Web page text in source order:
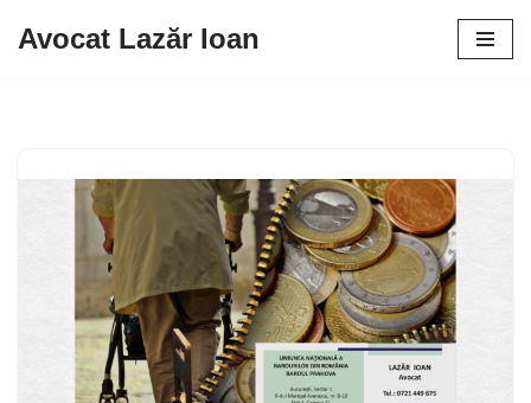
Avocat Lazăr Ioan